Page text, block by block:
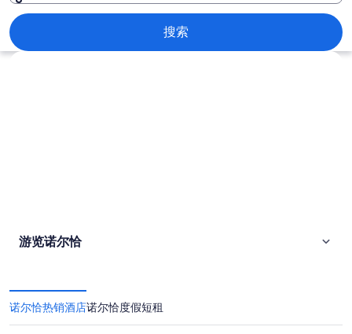
搜索
浏览地图
游览诺尔恰
诺尔恰热销酒店诺尔恰度假短租